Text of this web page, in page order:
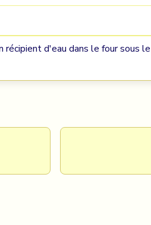
d'eau dans le four sous